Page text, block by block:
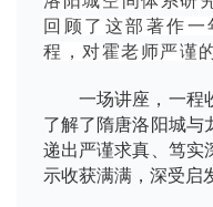
回顾了这部著作
程，对霍老师严谨
一场讲座，一程
了解了隋唐洛阳城与
递出严谨求真、笃实
示收获满满，深受启